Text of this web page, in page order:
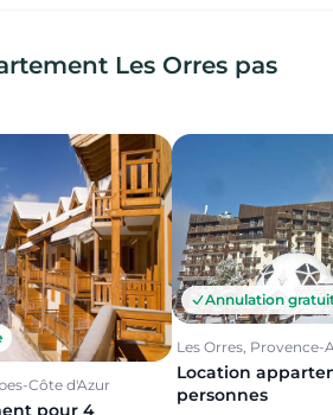
Les Orres pas
Côte d'Azur
Annulation
Les Orres, Provence-
Location
personnes